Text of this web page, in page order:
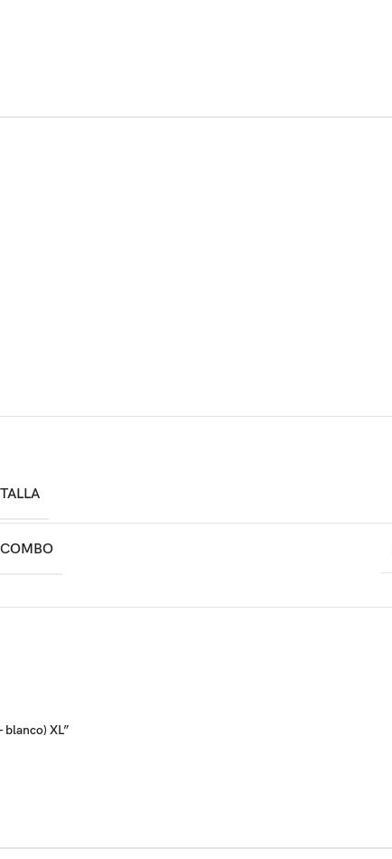
TALLA
COMBO
blanco) XL”